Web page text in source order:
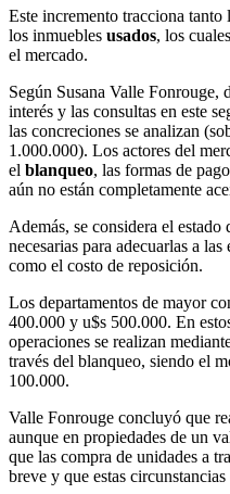
Este incremento tracciona tanto
los inmuebles usados, los
el mercado.
Según Susana Valle Fonrouge,
interés y las consultas en este
las concreciones se analizan
1.000.000). Los actores del
el blanqueo, las formas de
aún no están completamente
Además, se considera el estado
necesarias para adecuarlas a
como el costo de reposición.
Los departamentos de mayor
400.000 y u$s 500.000. En
operaciones se realizan
través del blanqueo, siendo el
100.000.
Valle Fonrouge concluyó que
aunque en propiedades de un
que las compra de unidades a
breve y que estas